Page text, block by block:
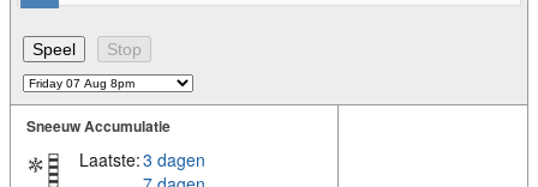
Sneeuw Accumulatie
Laatste:3 dagen